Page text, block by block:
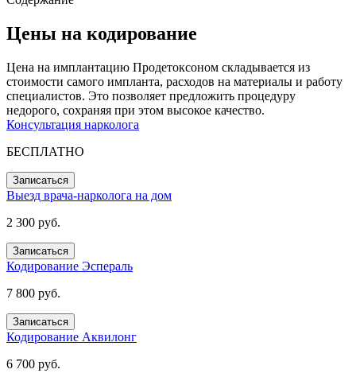
Цены на кодирование
Цена на имплантацию Продетоксоном складывается из
стоимости самого импланта, расходов на материалы и работу
специалистов. Это позволяет предложить процедуру
недорого, сохраняя при этом высокое качество.
Консультация нарколога
БЕСПЛАТНО
Записаться
Выезд врача-нарколога на дом
2 300 руб.
Записаться
Кодирование Эспераль
7 800 руб.
Записаться
Кодирование Аквилонг
6 700 руб.